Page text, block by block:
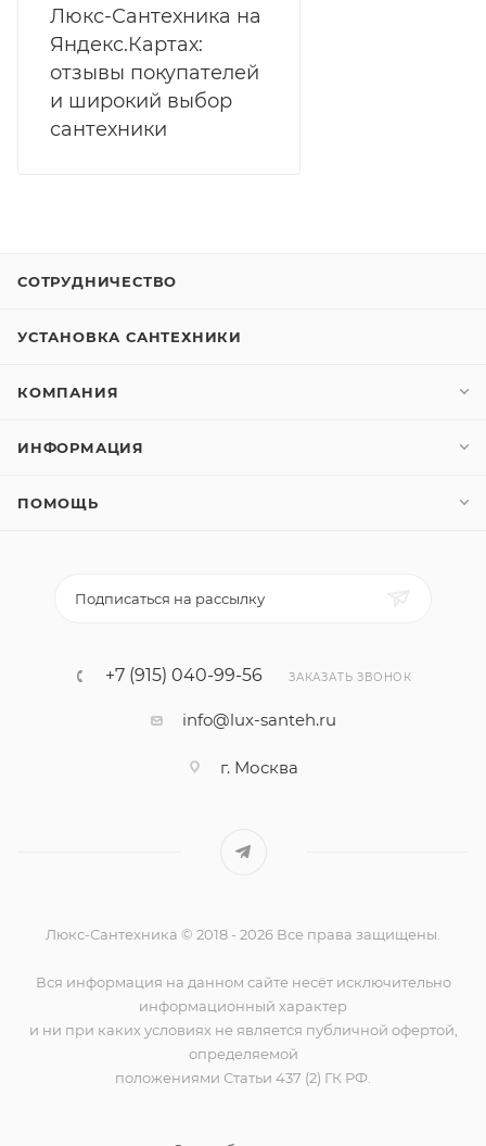
Люкс-Сантехника на
Яндекс.Картах:
отзывы покупателей
и широкий выбор
сантехники
СОТРУДНИЧЕСТВО
УСТАНОВКА САНТЕХНИКИ
КОМПАНИЯ
ИНФОРМАЦИЯ
ПОМОЩЬ
Подписаться на рассылку
+7 (915) 040-99-56 ЗАКАЗАТЬ ЗВОНОК
info@lux-santeh.ru
г. Москва
Люкс-Сантехника © 2018 - 2026 Все права защищены.
Вся информация на данном сайте несёт исключительно
информационный характер
и ни при каких условиях не является публичной офертой,
определяемой
положениями Статьи 437 (2) ГК РФ.